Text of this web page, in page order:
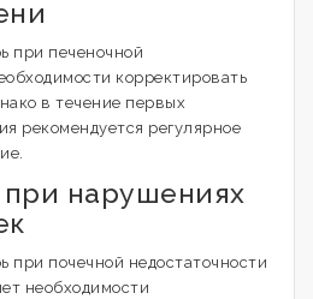
при печеночной
корректировать
в течение первых
рекомендуется регулярное
нарушениях
при почечной недостаточности
необходимости